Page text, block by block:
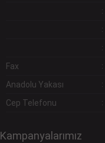
:
:
:
Fax :
Anadolu Yakası :
Cep Telefonu :
Kampanyalarımız